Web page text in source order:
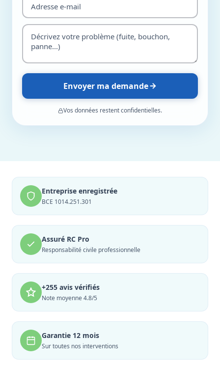
Envoyer ma demande
Vos données restent confidentielles.
Entreprise enregistrée
BCE 1014.251.301
Assuré RC Pro
Responsabilité civile professionnelle
+255 avis vérifiés
Note moyenne 4.8/5
Garantie 12 mois
Sur toutes nos interventions